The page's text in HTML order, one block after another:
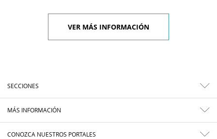
VER MÁS INFORMACIÓN
SECCIONES
MÁS INFORMACIÓN
CONOZCA NUESTROS PORTALES